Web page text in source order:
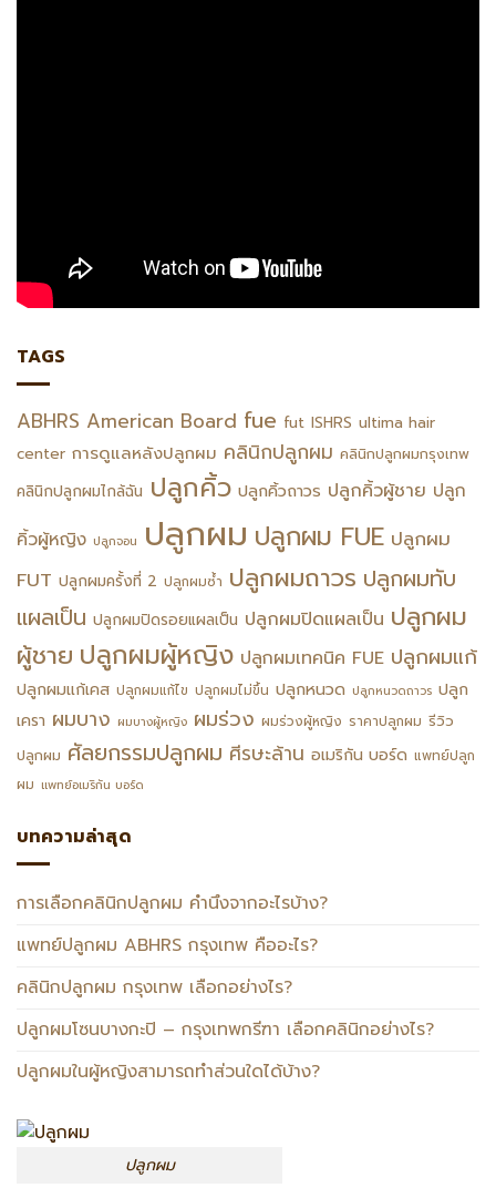
TAGS
ABHRS American Board fue fut ISHRS ultima hair
center การดูแลหลังปลูกผม คลินิกปลูกผม คลินิกปลูกผมกรุงเทพ
คลินิกปลูกผมไกล้ฉัน ปลูกคิ้ว ปลูกคิ้วถาวร ปลูกคิ้วผู้ชาย ปลูก
คิ้วผู้หญิง ปลูกจอน ปลูกผม ปลูกผม FUE ปลูกผม
FUT ปลูกผมครั้งที่ 2 ปลูกผมซ้ำ ปลูกผมถาวร ปลูกผมทับ
แผลเป็น ปลูกผมปิดรอยแผลเป็น ปลูกผมปิดแผลเป็น ปลูกผม
ผู้ชาย ปลูกผมผู้หญิง ปลูกผมเทคนิค FUE ปลูกผมแก้
ปลูกผมแก้เคส ปลูกผมแก้ไข ปลูกผมไม่ขึ้น ปลูกหนวด ปลูกหนวดถาวร ปลูก
เครา ผมบาง ผมบางผู้หญิง ผมร่วง ผมร่วงผู้หญิง ราคาปลูกผม รีวิว
ปลูกผม ศัลยกรรมปลูกผม ศีรษะล้าน อเมริกัน บอร์ด แพทย์ปลูก
ผม แพทย์อเมริกัน บอร์ด
บทความล่าสุด
การเลือกคลินิกปลูกผม คำนึงจากอะไรบ้าง?
แพทย์ปลูกผม ABHRS กรุงเทพ คืออะไร?
คลินิกปลูกผม กรุงเทพ เลือกอย่างไร?
ปลูกผมโซนบางกะปิ – กรุงเทพกรีฑา เลือกคลินิกอย่างไร?
ปลูกผมในผู้หญิงสามารถทำส่วนใดได้บ้าง?
ปลูกผม